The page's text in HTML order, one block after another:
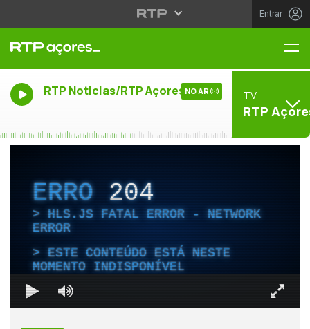
Entrar
RTP Noticias/RTP Açores NO AR TV
RTP
ERRO204
HLS.JS FATAL ERROR - NETWORK
ERROR
ESTE CONTEÚDO ESTÁ NESTE
MOMENTO INDISPONÍVEL